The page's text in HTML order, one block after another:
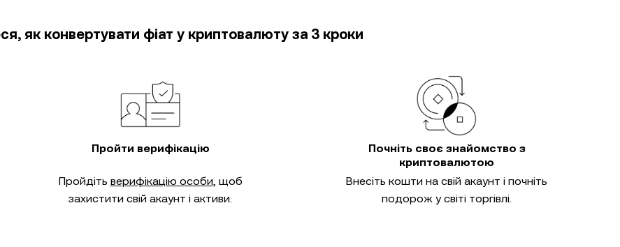
як конвертувати фіат у криптовалюту за 3 кроки
Пройти верифікацію
Пройдіть верифікацію особи, щоб
захистити свій акаунт і активи.
Почніть своє знайомство з
криптовалютою
Внесіть кошти на свій акаунт і почніть
подорож у світі торгівлі.